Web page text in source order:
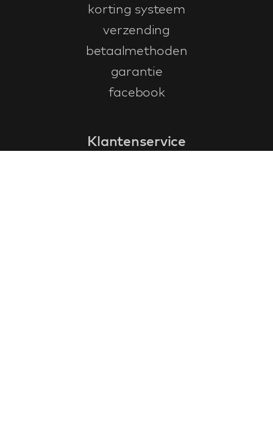
korting systeem
verzending
betaalmethoden
garantie
facebook
Klantenservice